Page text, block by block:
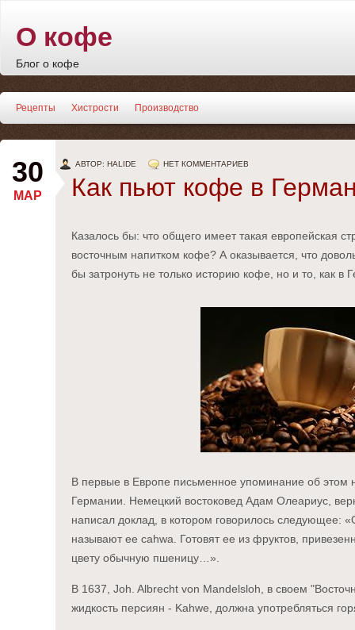
О кофе
Блог о кофе
Рецепты Хистрости Производство
30
МАР
АВТОР: HALIDE НЕТ КОММЕНТАРИЕВ
Как пьют кофе в
Казалось бы: что общего имеет такая европейская
восточным напитком кофе? А оказывается, что
бы затронуть не только историю кофе, но и то, как в
В первые в Европе письменное упоминание об этом
Германии. Немецкий востоковед Адам Олеариус,
написал доклад, в котором говорилось следующее:
называют ее cahwa. Готовят ее из фруктов,
цвету обычную пшеницу…».
В 1637, Joh. Albrecht von Mandelsloh, в своем
жидкость персиян - Kahwe, должна употребляться